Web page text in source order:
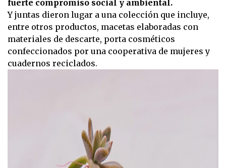
fuerte compromiso social y ambiental.
Y juntas dieron lugar a una colección que incluye,
entre otros productos, macetas elaboradas con
materiales de descarte, porta cosméticos
confeccionados por una cooperativa de mujeres y
cuadernos reciclados.